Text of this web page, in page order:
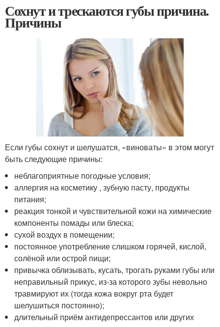
Сохнут и трескаются губы причина.
Причины
Если губы сохнут и шелушатся, «виноваты» в этом могут
быть следующие причины:
неблагоприятные погодные условия;
аллергия на косметику , зубную пасту, продукты
питания;
реакция тонкой и чувствительной кожи на химические
компоненты помады или блеска;
сухой воздух в помещении;
постоянное употребление слишком горячей, кислой,
солёной или острой пищи;
привычка облизывать, кусать, трогать руками губы или
неправильный прикус, из-за которого зубы невольно
травмируют их (тогда кожа вокруг рта будет
шелушиться постоянно);
длительный приём антидепрессантов или других